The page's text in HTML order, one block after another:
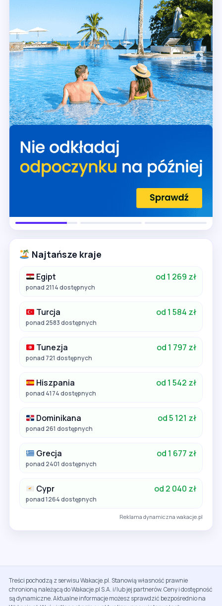
Najtańsze kraje
Egipt od 1 269 zł
ponad 2114 dostępnych
Turcja od 1 584 zł
ponad 2583 dostępnych
Tunezja od 1 797 zł
ponad 721 dostępnych
Hiszpania od 1 542 zł
ponad 4174 dostępnych
Dominikana od 5 121 zł
ponad 261 dostępnych
Grecja od 1 677 zł
ponad 2401 dostępnych
Cypr od 2 040 zł
ponad 1264 dostępnych
Reklama dynamiczna wakacje.pl
Treści pochodzą z serwisu Wakacje.pl. Stanowią własność prawnie
chronioną należącą do Wakacje.pl S.A. i/lub jej partnerów. Ceny i dostępność
są dynamiczne. Aktualne informacje możesz sprawdzić bezpośrednio na